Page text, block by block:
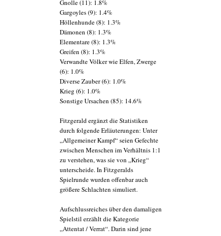
Gnolle (11): 1.8%
Gargoyles (9): 1.4%
Höllenhunde (8): 1.3%
Dämonen (8): 1.3%
Elementare (8): 1.3%
Greifen (8): 1.3%
Verwandte Völker wie Elfen, Zwerge
(6): 1.0%
Diverse Zauber (6): 1.0%
Krieg (6): 1.0%
Sonstige Ursachen (85): 14.6%
Fitzgerald ergänzt die Statistiken
durch folgende Erläuterungen: Unter
„Allgemeiner Kampf“ seien Gefechte
zwischen Menschen im Verhältnis 1:1
zu verstehen, was sie von „Krieg“
unterscheide. In Fitzgeralds
Spielrunde wurden offenbar auch
größere Schlachten simuliert.
Aufschlussreiches über den damaligen
Spielstil erzählt die Kategorie
„Attentat / Verrat“. Darin sind jene